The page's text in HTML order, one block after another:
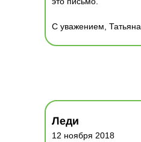
С уважением, Татьяна.
Леди
12 ноября 2018